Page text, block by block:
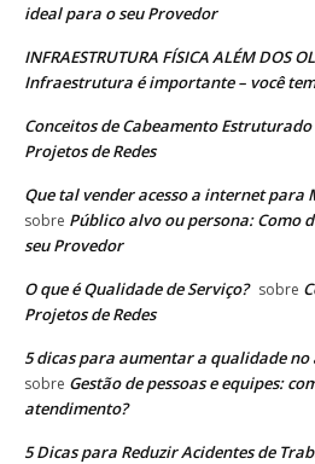
ideal para o seu Provedor
INFRAESTRUTURA FÍSICA ALÉM DOS
Infraestrutura é importante – você
Conceitos de Cabeamento Estruturado
Projetos de Redes
Que tal vender acesso a internet para
sobre Público alvo ou persona: Como
seu Provedor
O que é Qualidade de Serviço? sobre
Projetos de Redes
5 dicas para aumentar a qualidade
sobre Gestão de pessoas e equipes:
atendimento?
5 Dicas para Reduzir Acidentes de